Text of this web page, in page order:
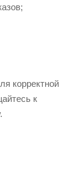
корректной
к